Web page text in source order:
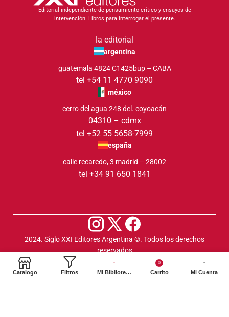
Editorial independiente de pensamiento crítico y ensayos de
intervención. Libros para interrogar el presente.
la editorial
argentina
guatemala 4824 C1425bup – CABA
tel +54 11 4770 9090
méxico
cerro del agua 248 del. coyoacán
04310 – cdmx
tel +52 55 5658-7999
españa
calle recaredo, 3 madrid – 28002
tel +34 91 650 1841
2024. Siglo XXI Editores Argentina ©️. Todos los derechos
reservados
Catalogo Filtros Mi Biblioteca
0
Carrito Mi Cuenta